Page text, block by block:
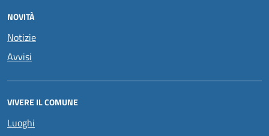
NOVITÀ
Notizie
Avvisi
VIVERE IL COMUNE
Luoghi